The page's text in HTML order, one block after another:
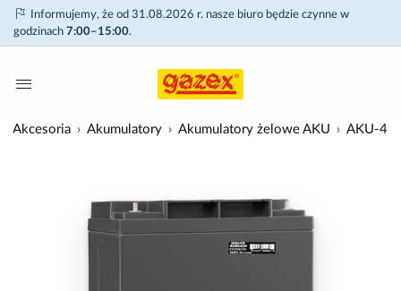
Informujemy, że od 31.08.2026 r. nasze biuro będzie czynne w
godzinach 7:00–15:00.
Akcesoria Akumulatory Akumulatory żelowe AKU AKU-4